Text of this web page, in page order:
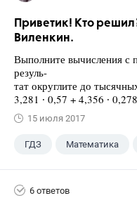
Приветик! Кто
Виленкин.
Выполните вычисления с
резуль-
тат округлите до
3,281 ∙ 0,57 + 4,356 ∙
15 июля 2017
ГДЗ Математика
6 ответов